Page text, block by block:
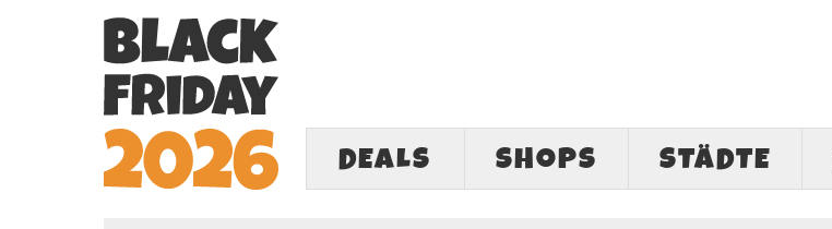
DEALS SHOPS STÄDTE